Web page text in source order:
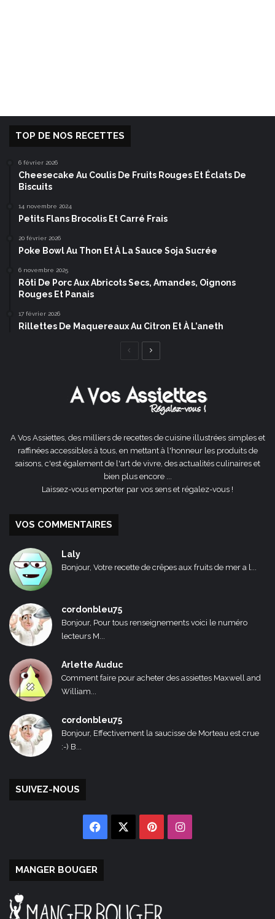
TOP DE NOS RECETTES
6 février 2026
Cheesecake Au Coulis De Fruits Rouges Et Éclats De
Biscuits
14 novembre 2024
Petits Flans Brocolis Et Carré Frais
20 février 2026
Poke Bowl Au Thon Et À La Sauce Soja Sucrée
6 novembre 2025
Rôti De Porc Aux Abricots Secs, Amandes, Oignons
Rouges Et Panais
17 février 2026
Rillettes De Maquereaux Au Citron Et À L’aneth
Page
A Vos Assiettes, des milliers de recettes de cuisine illustrées simples et
raffinées accessibles à tous, en mettant à l'honneur les produits de
saisons, c'est également de l'art de vivre, des actualités culinaires et
bien plus encore ...
Laissez-vous emporter par vos sens et régalez-vous !
VOS COMMENTAIRES
Laly
Bonjour, Votre recette de crêpes aux fruits de mer a l...
cordonbleu75
Bonjour, Pour tous renseignements voici le numéro
lecteurs M...
Arlette Auduc
Comment faire pour acheter des assiettes Maxwell and
William...
cordonbleu75
Bonjour, Effectivement la saucisse de Morteau est crue
:-) B...
SUIVEZ-NOUS
Facebook PinterestInstagram
MANGER BOUGER